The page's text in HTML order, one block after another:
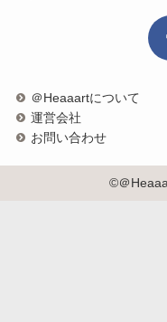
＠Heaaartについて
運営会社
お問い合わせ
©＠